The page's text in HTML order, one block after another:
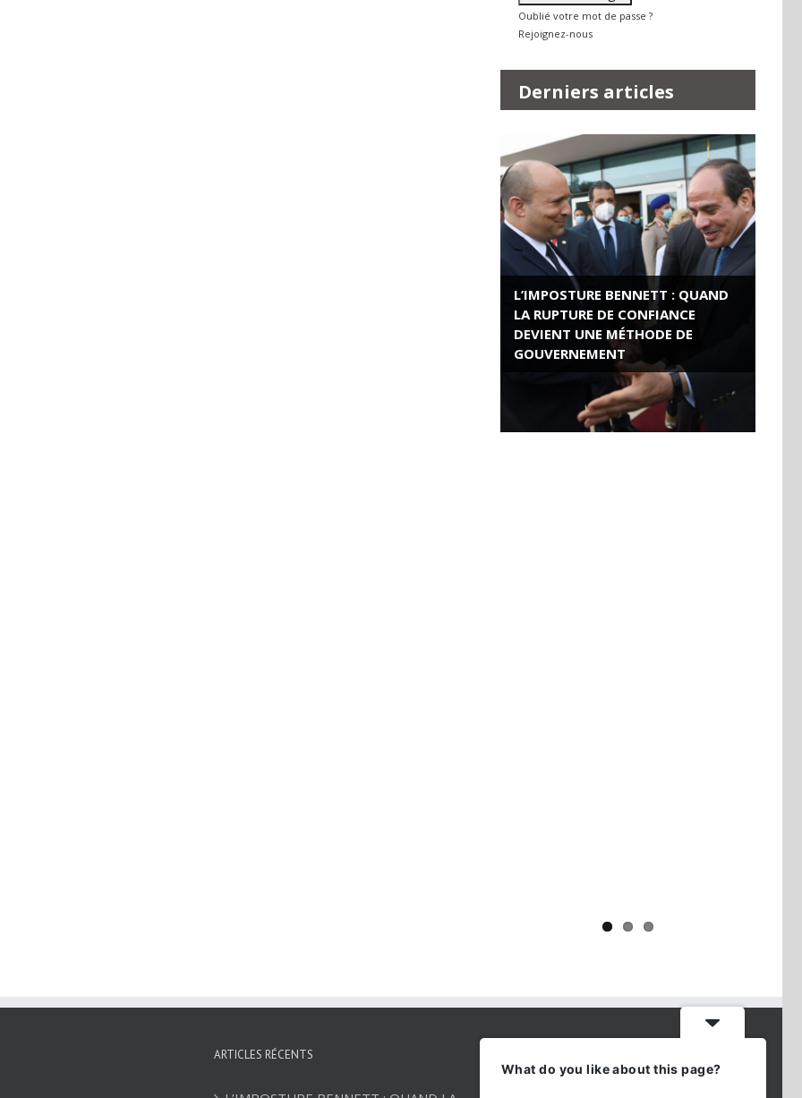
Oublié votre mot de passe ?
Rejoignez-nous
Derniers articles
L’IMPOSTURE BENNETT : QUAND
LA RUPTURE DE CONFIANCE
DEVIENT UNE MÉTHODE DE
GOUVERNEMENT
ROSE VALLAND, HEROÏNE DE LA
RESISTANCE FRANÇAISE
ARTICLES RÉCENTS
What do you like about this page?